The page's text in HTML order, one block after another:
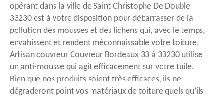
opérant dans la ville de Saint Christophe De Double
33230 est à votre disposition pour débarrasser de la
pollution des mousses et des lichens qui, avec le temps,
envahissent et rendent méconnaissable votre toiture.
Artisan couvreur Couvreur Bordeaux 33 à 33230 utilise
un anti-mousse qui agit efficacement sur votre tuile.
Bien que nos produits soient très efficaces, ils ne
dégraderont point vos matériaux de toiture quels qu’ils